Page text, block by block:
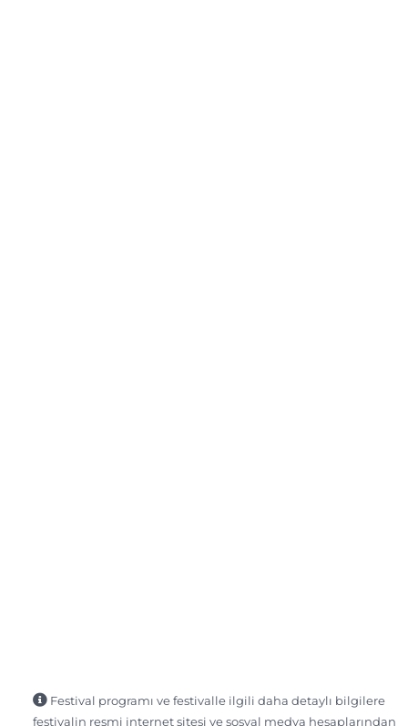
Festival programı ve festivalle ilgili daha detaylı bilgilere
festivalin resmi internet sitesi ve sosyal medya hesaplarından